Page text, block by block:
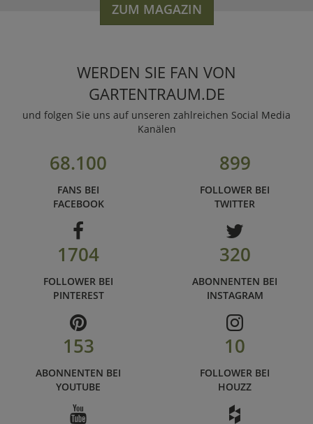
ZUM MAGAZIN
WERDEN SIE FAN VON
GARTENTRAUM.DE
und folgen Sie uns auf unseren zahlreichen Social Media
Kanälen
68.100
FANS BEI
FACEBOOK
899
FOLLOWER BEI
TWITTER
1704
FOLLOWER BEI
PINTEREST
320
ABONNENTEN BEI
INSTAGRAM
153
ABONNENTEN BEI
YOUTUBE
10
FOLLOWER BEI
HOUZZ